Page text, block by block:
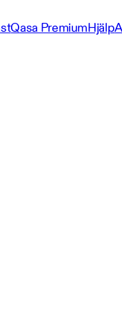
Qasa PremiumHjälp